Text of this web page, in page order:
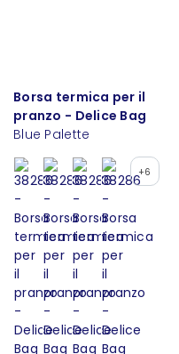
Borsa termica per il
pranzo - Delice Bag
Blue Palette
+6